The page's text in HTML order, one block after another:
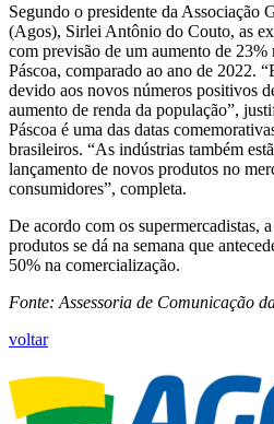
Segundo o presidente da Associação
(Agos), Sirlei Antônio do Couto, as
com previsão de um aumento de 23%
Páscoa, comparado ao ano de 2022.
devido aos novos números positivos
aumento de renda da população”,
Páscoa é uma das datas
brasileiros. “As indústrias também
lançamento de novos produtos no
consumidores”, completa.
De acordo com os supermercadistas,
produtos se dá na semana que
50% na comercialização.
Fonte: Assessoria de Comunicação
voltar